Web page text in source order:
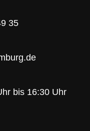
35
bis 16:30 Uhr